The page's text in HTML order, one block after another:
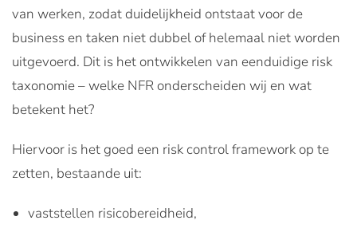
van werken, zodat duidelijkheid ontstaat voor de
business en taken niet dubbel of helemaal niet worden
uitgevoerd. Dit is het ontwikkelen van eenduidige risk
taxonomie – welke NFR onderscheiden wij en wat
betekent het?
Hiervoor is het goed een risk control framework op te
zetten, bestaande uit:
vaststellen risicobereidheid,